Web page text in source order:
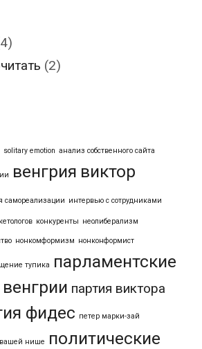
(2)
solitary emotion анализ собственного сайта
венгрия виктор
самореализации интервью с сотрудниками
конкуренты неолиберализм
нонкомформизм нонконформист
тупика
парламентские
партия виктора
фидес петер марки-зай
вашей нише
политические